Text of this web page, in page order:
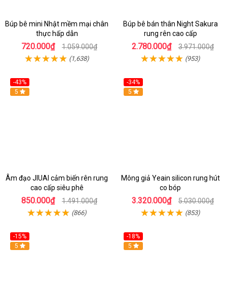
Búp bê mini Nhật mềm mại chân
thực hấp dẫn
720.000₫ 1.059.000₫
(1,638)
Búp bê bán thân Night Sakura
rung rên cao cấp
2.780.000₫ 3.971.000₫
(953)
-43%
5
Âm đạo JIUAI cảm biến rên rung
cao cấp siêu phê
850.000₫ 1.491.000₫
(866)
-34%
Hot
5
Mông giả Yeain silicon rung hút
co bóp
3.320.000₫ 5.030.000₫
(853)
-15%
5
-18%
5